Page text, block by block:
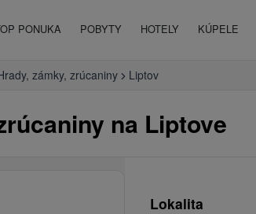
PONUKA POBYTY HOTELY KÚPELE
zámky, zrúcaniny Liptov
na Liptove
Lokalita